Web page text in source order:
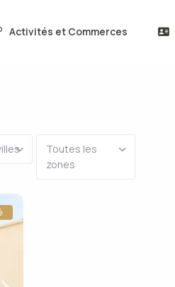
Activités et Commerces
Toutes les
zones